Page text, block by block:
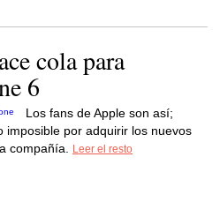
cola para
6
Los fans de Apple son así;
imposible por adquirir los nuevos
compañía.
Leer el resto